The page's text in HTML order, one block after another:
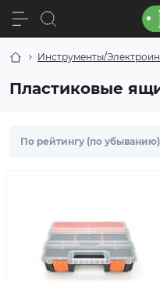
Инструменты/
Пластиковые